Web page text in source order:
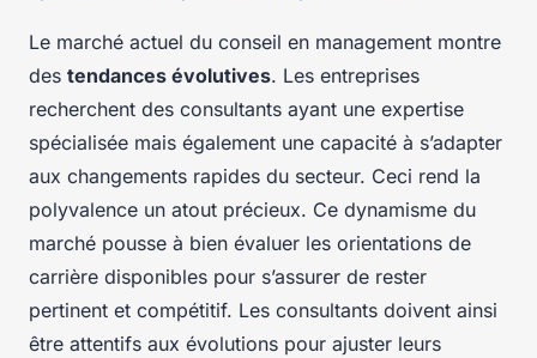
Le marché actuel du conseil en management montre
des tendances évolutives. Les entreprises
recherchent des consultants ayant une expertise
spécialisée mais également une capacité à s’adapter
aux changements rapides du secteur. Ceci rend la
polyvalence un atout précieux. Ce dynamisme du
marché pousse à bien évaluer les orientations de
carrière disponibles pour s’assurer de rester
pertinent et compétitif. Les consultants doivent ainsi
être attentifs aux évolutions pour ajuster leurs